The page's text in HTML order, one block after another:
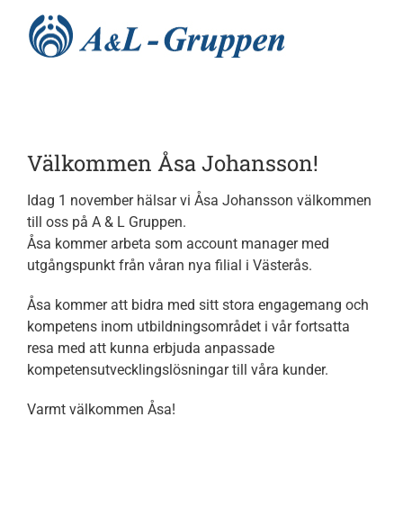
innehållet
Nyheter
Utbildningar
Tjänster
Processer
Om oss
Välkommen Åsa Johansson!
Idag 1 november hälsar vi Åsa Johansson välkommen
till oss på A & L Gruppen.
Åsa kommer arbeta som account manager med
utgångspunkt från våran nya filial i Västerås.
Åsa kommer att bidra med sitt stora engagemang och
kompetens inom utbildningsområdet i vår fortsatta
resa med att kunna erbjuda anpassade
kompetensutvecklingslösningar till våra kunder.
Varmt välkommen Åsa!